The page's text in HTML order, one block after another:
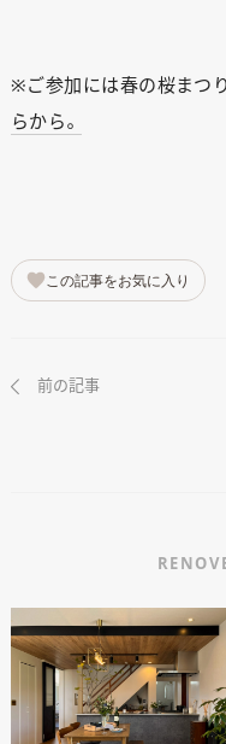
※ご参加には春の桜まつ
らから。
この記事をお気に入り
前の記事